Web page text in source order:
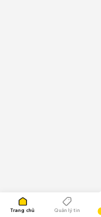
Trang chủ Quản lý tin